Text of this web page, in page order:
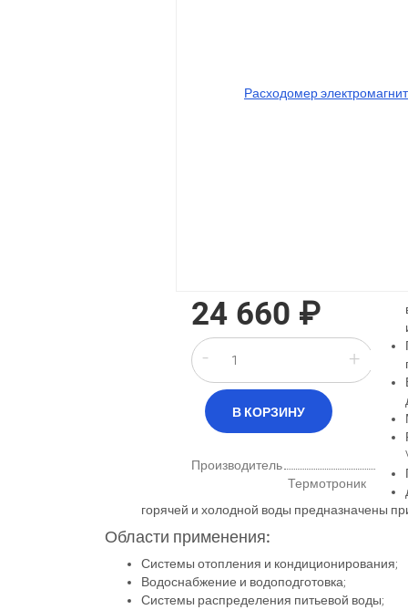
24 660 ₽
- +
Производитель
Термотроник
горячей и холодной воды предназначены
Области применения:
Системы отопления и кондиционирования;
Водоснабжение и водоподготовка;
Системы распределения питьевой воды;